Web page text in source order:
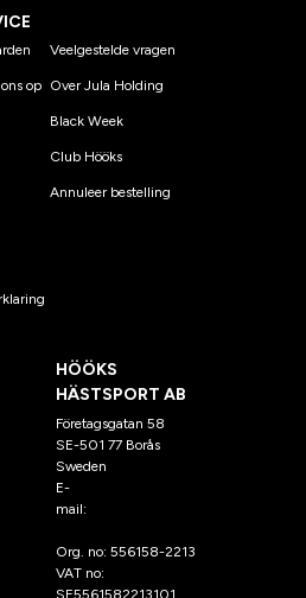
op
Veelgestelde vragen
Over Jula Holding
Black Week
Club Hööks
Annuleer bestelling
HÖÖKS
HÄSTSPORT AB
Företagsgatan 58
SE-501 77 Borås
Sweden
E-
mail:
Org. no: 556158-2213
VAT no: